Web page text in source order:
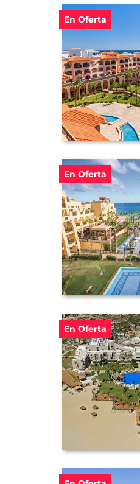
En Oferta
En Oferta
En Oferta